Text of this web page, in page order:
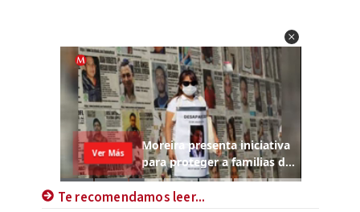
Te recomendamos leer...